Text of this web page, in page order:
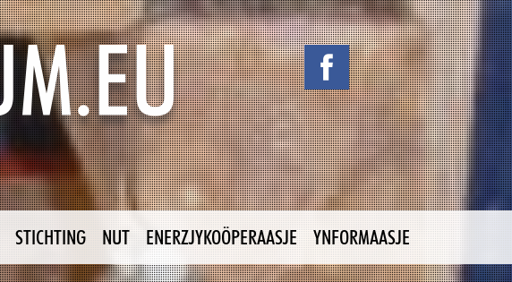
STICHTING NUT ENERZJYKOÖPERAASJE YNFORMAASJE